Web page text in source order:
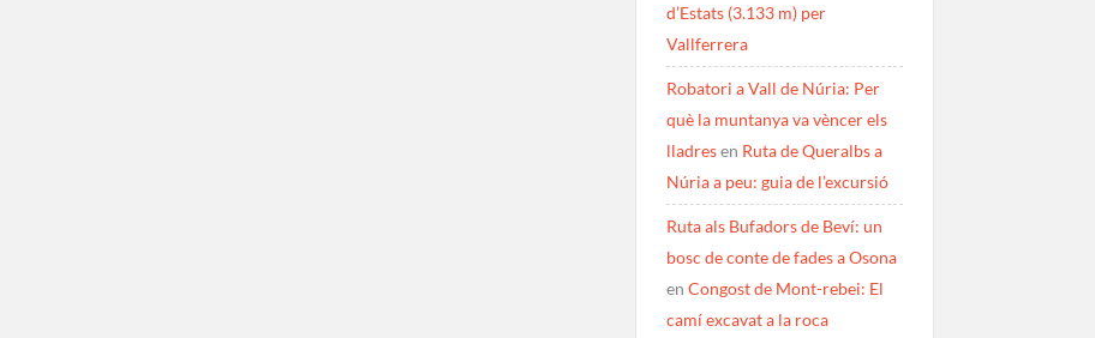
d’Estats (3.133 m) per
Vallferrera
Robatori a Vall de Núria: Per
què la muntanya va vèncer els
lladresen Ruta de Queralbs a
Núria a peu: guia de l’excursió
Ruta als Bufadors de Beví: un
bosc de conte de fades a Osona
en Congost de Mont-rebei: El
camí excavat a la roca